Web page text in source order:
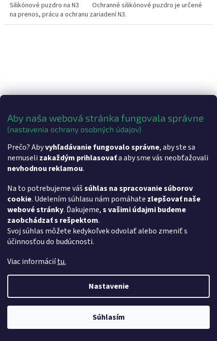
Aby naša webová stránka fungovala správne
(nastavenia ochrany osobných údajov)
Prečo? Abyvyhľadávanie fungovalo správne, aby ste sa
nemuseli zakaždým prihlasovaťa aby sme vás neobťažovali
nevhodnou reklamou.
Na to potrebujeme vášsúhlas na spracovanie súborov
cookie. Udelením súhlasu nám pomáhate zlepšovať naše
webové stránky. Ďakujeme,s vašimi údajmi budeme
zaobchádzať s rešpektom.
Svoj súhlas môžete kedykoľvek odvolať alebo zmeniť s
účinnosťou do budúcnosti.
Viac informáciítu.
Nastavenie
Súhlasím
Silikónové puzdro na N3 Ochranné silikónové puzdro je určené
na prenos, prácu a ochranu zariadení N3.
T2 power adapter
€39 bez DPH
€47,97
T2 power adapter Nabíjačka k zariadeniu FiskalPRO T2.
v
l
á
d
a